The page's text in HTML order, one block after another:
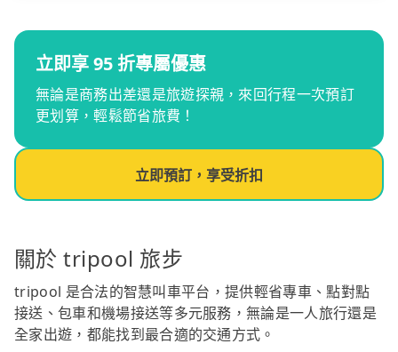
立即享 95 折專屬優惠
無論是商務出差還是旅遊探親，來回行程一次預訂
更划算，輕鬆節省旅費！
立即預訂，享受折扣
關於 tripool 旅步
tripool 是合法的智慧叫車平台，提供輕省專車、點對點
接送、包車和機場接送等多元服務，無論是一人旅行還是
全家出遊，都能找到最合適的交通方式。